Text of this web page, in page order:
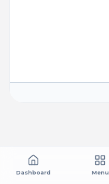
Dashboard Menu